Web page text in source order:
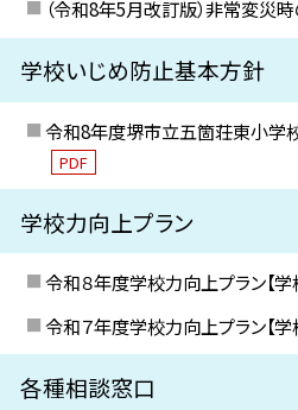
（令和8年5月改訂版）非常変災
学校いじめ防止基本方針
令和8年度堺市立五箇荘東小
PDF
学校力向上プラン
令和８年度学校力向上プラン【学
令和７年度学校力向上プラン【学
各種相談窓口